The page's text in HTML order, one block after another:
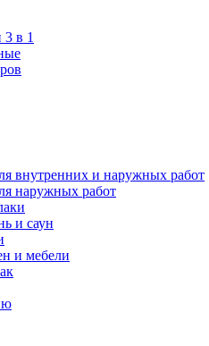
3 в 1
внутренних и наружных работ
наружных работ
и саун
и мебели